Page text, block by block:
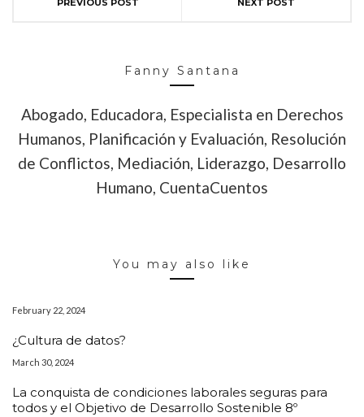
Fanny Santana
Abogado, Educadora, Especialista en Derechos
Humanos, Planificación y Evaluación, Resolución
de Conflictos, Mediación, Liderazgo, Desarrollo
Humano, CuentaCuentos
You may also like
February 22, 2024
¿Cultura de datos?
March 30, 2024
La conquista de condiciones laborales seguras para
todos y el Objetivo de Desarrollo Sostenible 8º